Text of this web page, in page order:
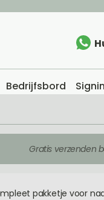
Bedrijfsbord
Gratis verzenden
pakketje voor